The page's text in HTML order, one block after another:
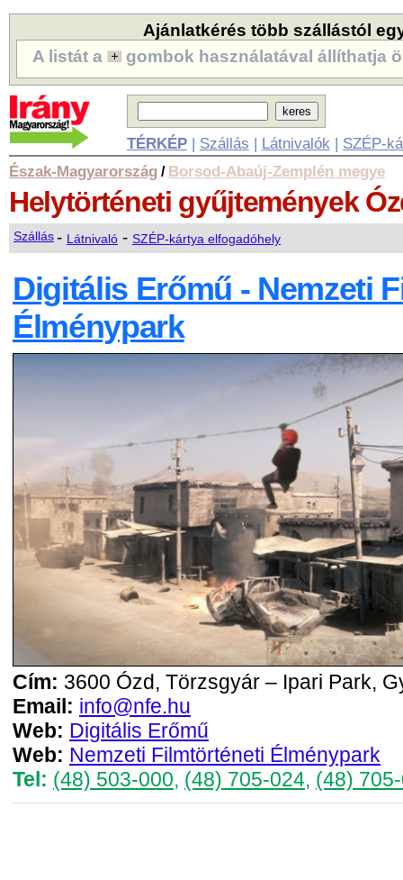
Ajánlatkérés több szállástól
A listát a
gombok használatával állíthatja
TÉRKÉP| Szállás | Látnivalók | SZÉP-
Észak-Magyarország / Borsod-Abaúj-Zemplén megye
Helytörténeti gyűjtemények
Szállás- Látnivaló - SZÉP-kártya elfogadóhely
Digitális Erőmű - Nemzeti
Élménypark
Cím: 3600 Ózd, Törzsgyár – Ipari Park,
Email: info@nfe.hu
Web: Digitális Erőmű
Web: Nemzeti Filmtörténeti Élménypark
Tel: (48) 503-000, (48) 705-024, (48)